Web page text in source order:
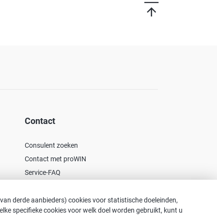
derde aanbieders) cookies voor statistische doeleinden,
specifieke cookies voor welk doel worden gebruikt, kunt u
Contact
Consulent zoeken
Contact met proWIN
Service-FAQ